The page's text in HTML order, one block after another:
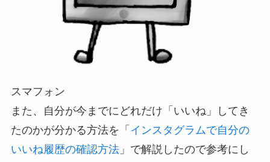
スマフォン
また、自分が今までにどれだけ「いいね」してき
たのかが分かる方法を「 インスタグラムで自分の
いいね履歴の確認方法」で解説したので参考にし